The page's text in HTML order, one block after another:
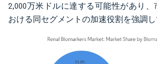
2,000万米ドルに達する可能性があり
おける同セグメントの加速役割を強調し